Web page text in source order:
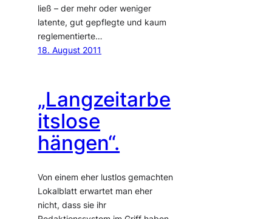
ließ – der mehr oder weniger
latente, gut gepflegte und kaum
reglementierte…
18. August 2011
„Langzeitarbe
itslose
hängen“.
Von einem eher lustlos gemachten
Lokalblatt erwartet man eher
nicht, dass sie ihr